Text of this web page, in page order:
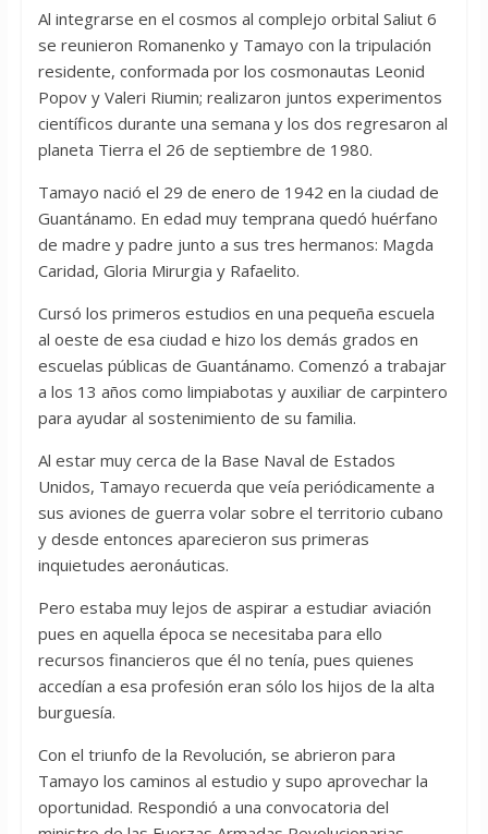
Al integrarse en el cosmos al complejo orbital Saliut 6
se reunieron Romanenko y Tamayo con la tripulación
residente, conformada por los cosmonautas Leonid
Popov y Valeri Riumin; realizaron juntos experimentos
científicos durante una semana y los dos regresaron al
planeta Tierra el 26 de septiembre de 1980.
Tamayo nació el 29 de enero de 1942 en la ciudad de
Guantánamo. En edad muy temprana quedó huérfano
de madre y padre junto a sus tres hermanos: Magda
Caridad, Gloria Mirurgia y Rafaelito.
Cursó los primeros estudios en una pequeña escuela
al oeste de esa ciudad e hizo los demás grados en
escuelas públicas de Guantánamo. Comenzó a trabajar
a los 13 años como limpiabotas y auxiliar de carpintero
para ayudar al sostenimiento de su familia.
Al estar muy cerca de la Base Naval de Estados
Unidos, Tamayo recuerda que veía periódicamente a
sus aviones de guerra volar sobre el territorio cubano
y desde entonces aparecieron sus primeras
inquietudes aeronáuticas.
Pero estaba muy lejos de aspirar a estudiar aviación
pues en aquella época se necesitaba para ello
recursos financieros que él no tenía, pues quienes
accedían a esa profesión eran sólo los hijos de la alta
burguesía.
Con el triunfo de la Revolución, se abrieron para
Tamayo los caminos al estudio y supo aprovechar la
oportunidad. Respondió a una convocatoria del